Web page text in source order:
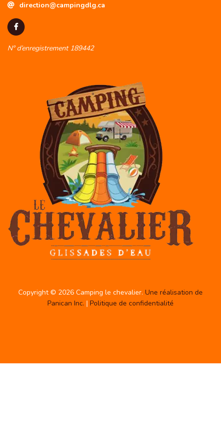
direction@campingdlg.ca
N° d’enregistrement 189442
Copyright © 2026 Camping le chevalier. Une réalisation de
Panican Inc. | Politique de confidentialité